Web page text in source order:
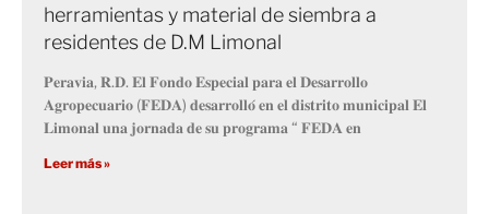
herramientas y material de siembra a
residentes de D.M Limonal
𝐏𝐞𝐫𝐚𝐯𝐢𝐚, 𝐑.𝐃. 𝐄𝐥 𝐅𝐨𝐧𝐝𝐨 𝐄𝐬𝐩𝐞𝐜𝐢𝐚𝐥 𝐩𝐚𝐫𝐚 𝐞𝐥 𝐃𝐞𝐬𝐚𝐫𝐫𝐨𝐥𝐥𝐨
𝐀𝐠𝐫𝐨𝐩𝐞𝐜𝐮𝐚𝐫𝐢𝐨 (𝐅𝐄𝐃𝐀) 𝐝𝐞𝐬𝐚𝐫𝐫𝐨𝐥𝐥𝐨́ 𝐞𝐧 𝐞𝐥 𝐝𝐢𝐬𝐭𝐫𝐢𝐭𝐨 𝐦𝐮𝐧𝐢𝐜𝐢𝐩𝐚𝐥 𝐄𝐥
𝐋𝐢𝐦𝐨𝐧𝐚𝐥 𝐮𝐧𝐚 𝐣𝐨𝐫𝐧𝐚𝐝𝐚 𝐝𝐞 𝐬𝐮 𝐩𝐫𝐨𝐠𝐫𝐚𝐦𝐚 “ 𝐅𝐄𝐃𝐀 𝐞𝐧
Leer más »